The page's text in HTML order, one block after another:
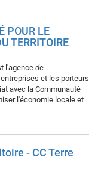
POUR LE
TERRITOIRE
l'agence de
et les porteurs
avec la Communauté
l'économie locale et
- CC Terre